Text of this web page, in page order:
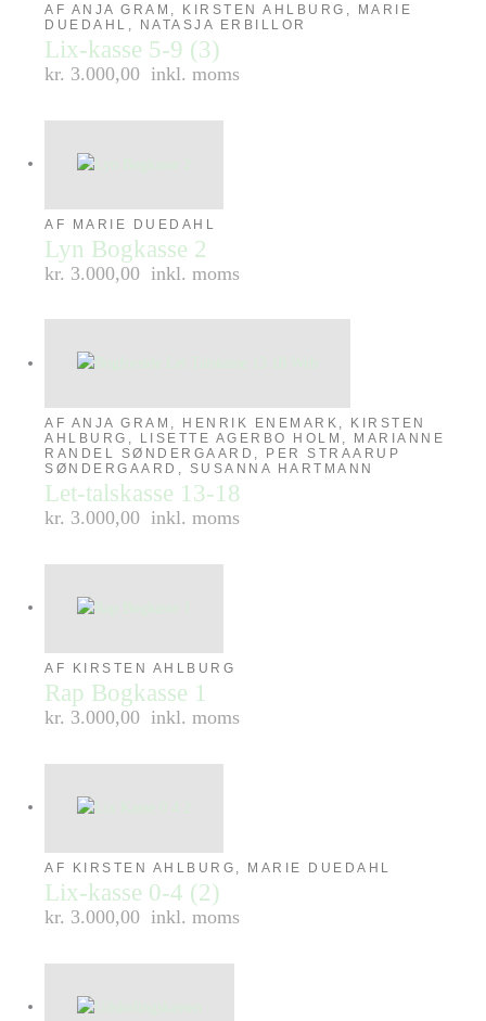
AF ANJA GRAM, KIRSTEN AHLBURG, MARIE
DUEDAHL, NATASJA ERBILLOR
Lix-kasse 5-9 (3)
kr. 3.000,00 inkl. moms
AF MARIE DUEDAHL
Lyn Bogkasse 2
kr. 3.000,00 inkl. moms
AF ANJA GRAM, HENRIK ENEMARK, KIRSTEN
AHLBURG, LISETTE AGERBO HOLM, MARIANNE
RANDEL SØNDERGAARD, PER STRAARUP
SØNDERGAARD, SUSANNA HARTMANN
Let-talskasse 13-18
kr. 3.000,00 inkl. moms
AF KIRSTEN AHLBURG
Rap Bogkasse 1
kr. 3.000,00 inkl. moms
AF KIRSTEN AHLBURG, MARIE DUEDAHL
Lix-kasse 0-4 (2)
kr. 3.000,00 inkl. moms